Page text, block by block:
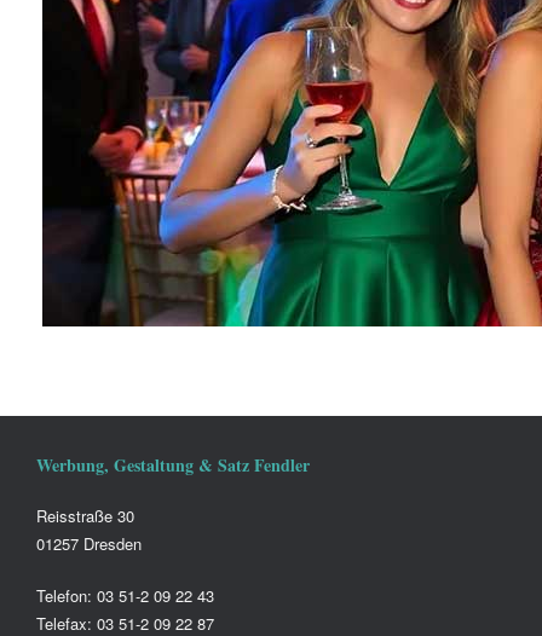
Werbung, Gestaltung & Satz Fendler
Reisstraße 30
01257 Dresden
Telefon: 03 51-2 09 22 43
Telefax: 03 51-2 09 22 87